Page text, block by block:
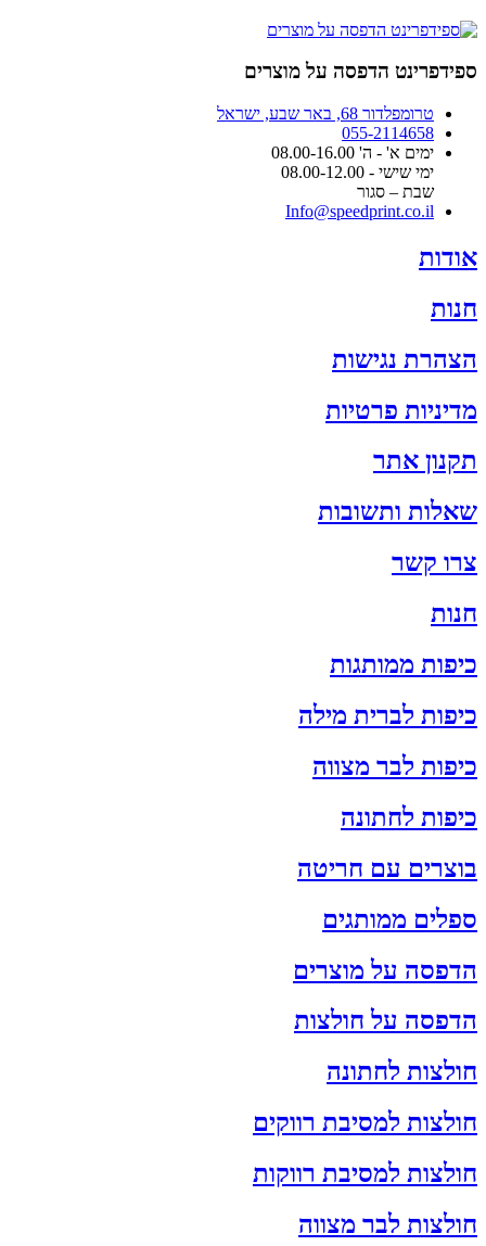
בעמוד
המוצר
ספידפרינט הדפסה על מוצרים
טרומפלדור 68, באר שבע, ישראל
055-2114658
ימים א' - ה' 08.00-16.00
ימי שישי - 08.00-12.00
שבת – סגור
Info@speedprint.co.il
אודות
חנות
הצהרת נגישות
מדיניות פרטיות
תקנון אתר
שאלות ותשובות
צרו קשר
חנות
כיפות ממותגות
כיפות לברית מילה
כיפות לבר מצווה
כיפות לחתונה
בוצרים עם חריטה
ספלים ממותגים
הדפסה על מוצרים
הדפסה על חולצות
חולצות לחתונה
חולצות למסיבת רווקים
חולצות למסיבת רווקות
חולצות לבר מצווה